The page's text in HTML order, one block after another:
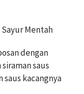
Sayur Mentah
dengan
saus
saus kacangnya